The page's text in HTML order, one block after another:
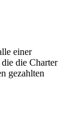
einer
die Charter
gezahlten